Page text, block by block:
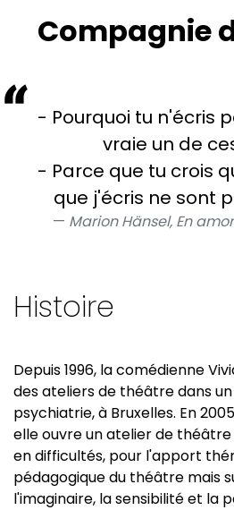
Compagnie
- Pourquoi tu n'écris
vraie un de
- Parce que tu crois
que j'écris ne sont
Marion Hänsel, En
Histoire
Depuis 1996, la comédienne
des ateliers de théâtre dans
psychiatrie, à Bruxelles. En
elle ouvre un atelier de
en difficultés, pour l'apport
pédagogique du théâtre mais
l'imaginaire, la sensibilité et la